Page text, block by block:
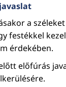
a
festékkel
érdekében.
előfúrás